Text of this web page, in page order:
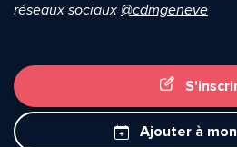
réseaux sociaux @cdmgeneve
Ajouter à